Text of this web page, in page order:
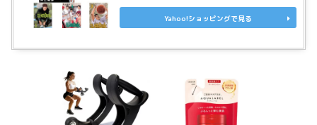
Yahoo!ショッピングで見る